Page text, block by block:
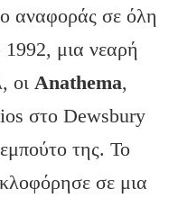
αναφοράς σε όλη
μια νεαρή
οι Anathema,
στο Dewsbury
της. Το
σε μια